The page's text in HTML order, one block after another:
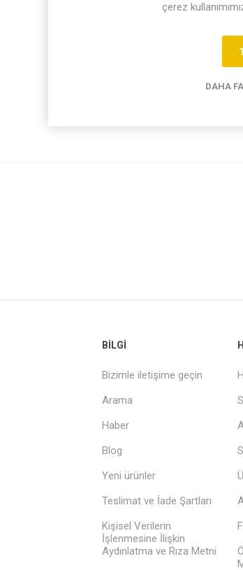
BILGI
Bizimle iletişime geçin
Arama
Haber
Blog
Yeni ürünler
Teslimat ve İade Şartları
Kişisel Verilerin
İşlenmesine İlişkin
Aydınlatma ve Rıza Metni
çerez
DAHA